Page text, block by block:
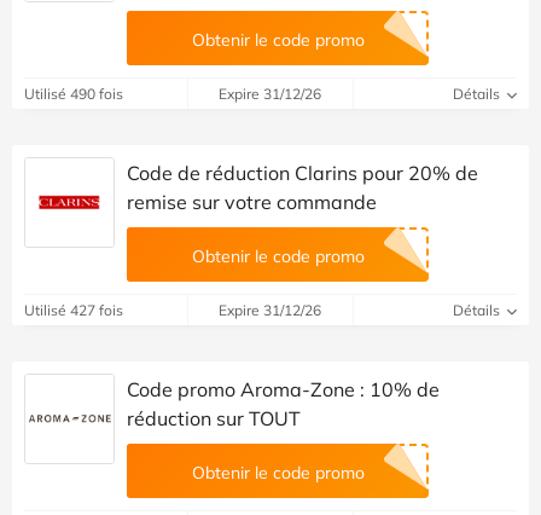
Obtenir le code promo
Utilisé 490 fois Expire 31/12/26 Détails
Code de réduction Clarins pour 20% de
remise sur votre commande
Obtenir le code promo
Utilisé 427 fois Expire 31/12/26 Détails
Code promo Aroma-Zone : 10% de
réduction sur TOUT
Obtenir le code promo